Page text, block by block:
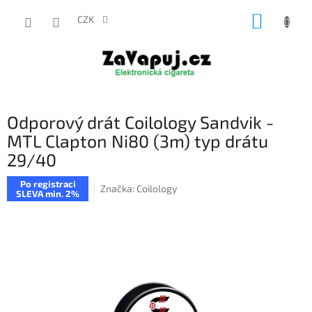
CZK
Odporový drát Coilology Sandvik -
MTL Clapton Ni80 (3m) typ drátu
29/40
Po registraci
SLEVA min. 2%
Značka: Coilology